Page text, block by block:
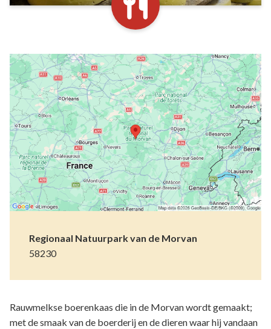
Regionaal Natuurpark van de Morvan
58230
Rauwmelkse boerenkaas die in de Morvan wordt gemaakt;
met de smaak van de boerderij en de dieren waar hij vandaan